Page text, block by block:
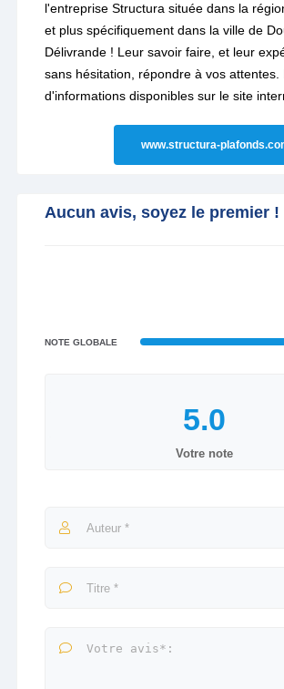
l'entreprise Structura située dans la
et plus spécifiquement dans la ville de
Délivrande ! Leur savoir faire, et leur
sans hésitation, répondre à vos attentes.
d'informations disponibles sur le site
www.structura-
Aucun avis, soyez le premier !
NOTE GLOBALE
Votre note